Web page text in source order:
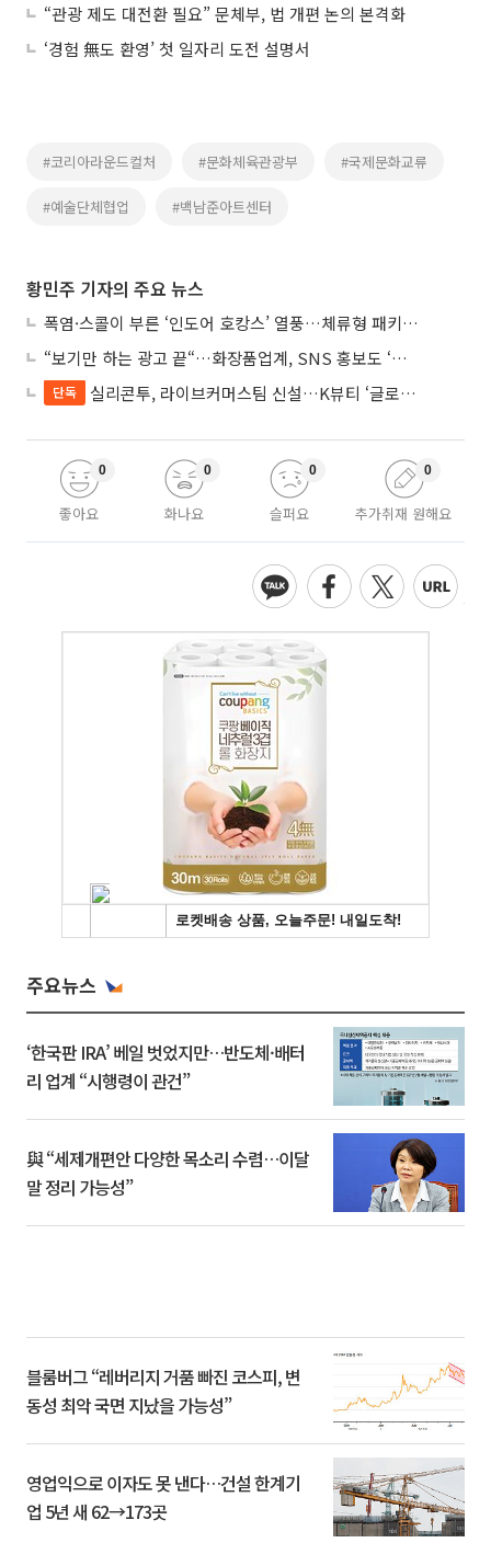
“관광 제도 대전환 필요” 문체부, 법 개편 논의 본격화
‘경험 無도 환영’ 첫 일자리 도전 설명서
#코리아라운드컬처 #문화체육관광부 #국제문화교류
#예술단체협업 #백남준아트센터
황민주 기자의 주요 뉴스
폭염·스콜이 부른 ‘인도어 호캉스’ 열풍…체류형 패키지 뜬다
“보기만 하는 광고 끝“…화장품업계, SNS 홍보도 ‘참여형 콘텐츠’로 변모
단독 실리콘투, 라이브커머스팀 신설…K뷰티 ‘글로벌 판매망’ 확대
좋아요
0
화나요
0
슬퍼요
0
추가취재 원해요
0
주요뉴스
‘한국판 IRA’ 베일 벗었지만…반도체·배터
리 업계 “시행령이 관건”
與 “세제개편안 다양한 목소리 수렴…이달
말 정리 가능성”
블룸버그 “레버리지 거품 빠진 코스피, 변
동성 최악 국면 지났을 가능성”
영업익으로 이자도 못 낸다…건설 한계기
업 5년 새 62→173곳